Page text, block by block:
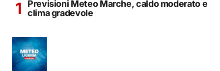
Previsioni Meteo Marche, caldo moderato e
clima gradevole